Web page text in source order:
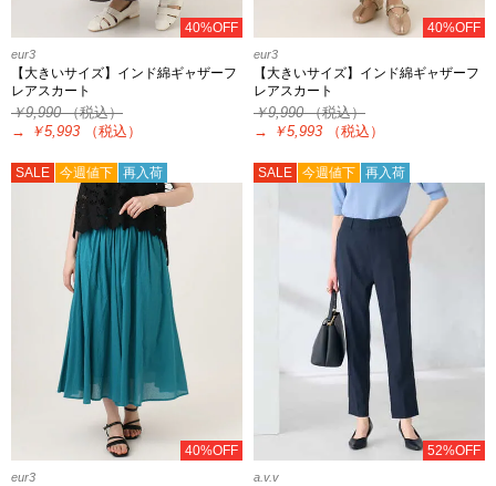
40%OFF
eur3
【大きいサイズ】インド綿ギャザーフ
レアスカート
￥9,990（税込）
→
￥5,993 （税込）
40%OFF
eur3
【大きいサイズ】インド綿ギャザーフ
レアスカート
￥9,990（税込）
→
￥5,993 （税込）
SALE 今週値下 再入荷
40%OFF
eur3
SALE 今週値下 再入荷
52%OFF
a.v.v